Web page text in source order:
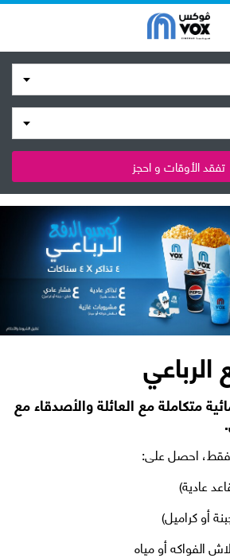
تفقد الأوقات و احجز
متكاملة مع العائلة والأصدقاء مع